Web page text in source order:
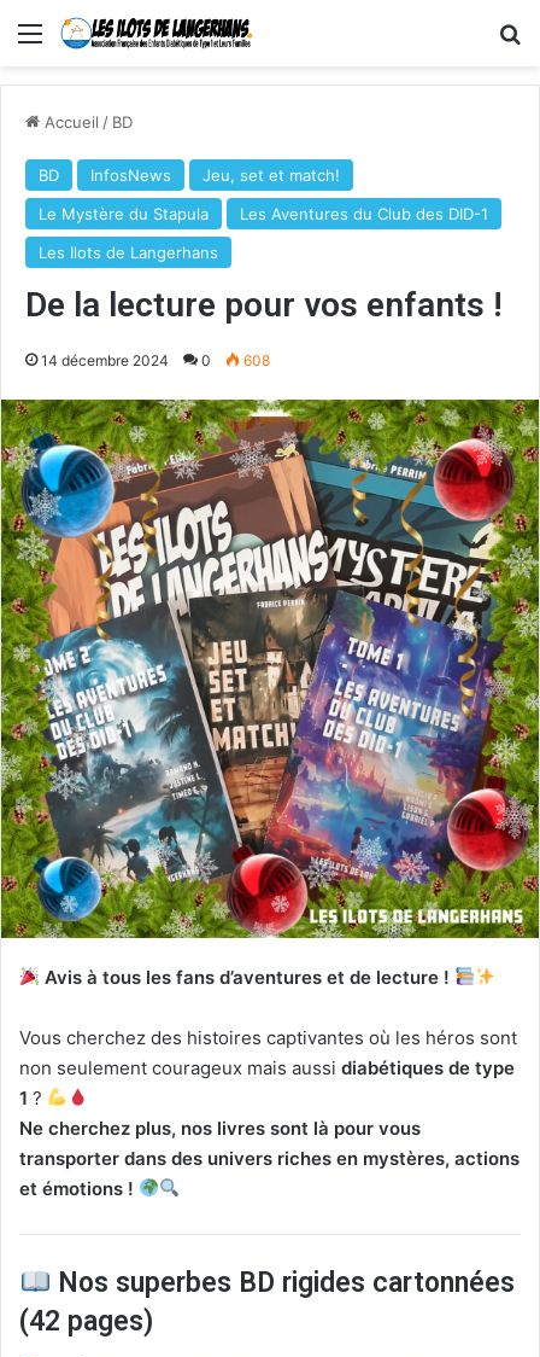
Menu
Accueil / BD
BD InfosNews
Jeu, set et match!
Le Mystère du Stapula
Les Aventures du Club des DID-1
Les Ilots de Langerhans
De la lecture pour vos enfants !
14 décembre 2024 0 608
Avis à tous les fans d’aventures et de lecture !
Vous cherchez des histoires captivantes où les héros sont
non seulement courageux mais aussi diabétiques de type
1 ?
Ne cherchez plus, nos livres sont là pour vous
transporter dans des univers riches en mystères, actions
et émotions !
Nos superbes BD rigides cartonnées
(42 pages)